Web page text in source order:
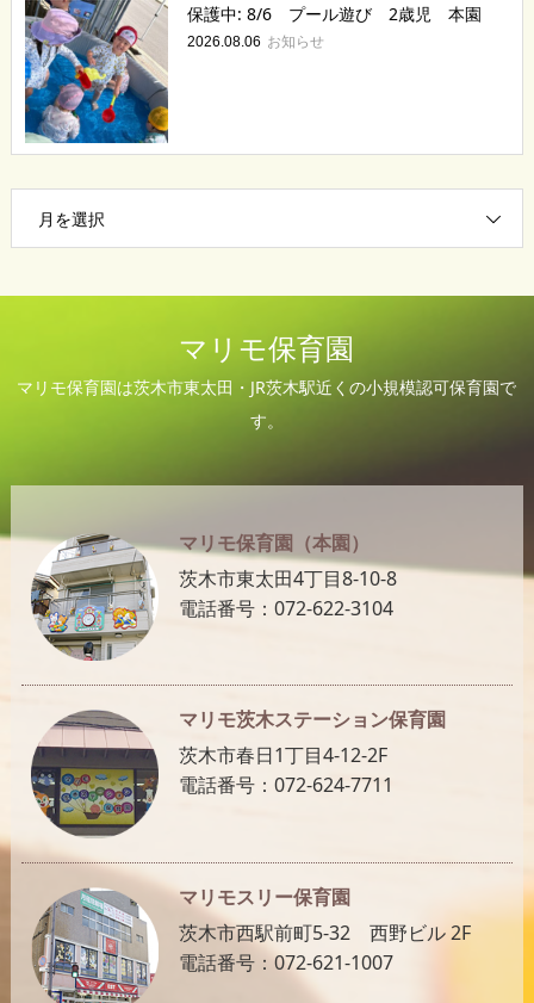
保護中: 8/6 プール遊び 2歳児 本園
2026.08.06 お知らせ
月を選択
マリモ保育園
マリモ保育園は茨木市東太田・JR茨木駅近くの小規模認可保育園で
す。
マリモ保育園（本園）
茨木市東太田4丁目8-10-8
電話番号：072-622-3104
マリモ茨木ステーション保育園
茨木市春日1丁目4-12-2F
電話番号：072-624-7711
マリモスリー保育園
茨木市西駅前町5-32 西野ビル 2F
電話番号：072-621-1007